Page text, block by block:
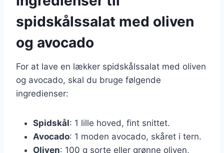
spidskålssalat med oliven
og avocado
For at lave en lækker spidskålssalat med oliven
og avocado, skal du bruge følgende
ingredienser:
Spidskål: 1 lille hoved, fint snittet.
Avocado: 1 moden avocado, skåret i tern.
Oliven: 100 g sorte eller grønne oliven,